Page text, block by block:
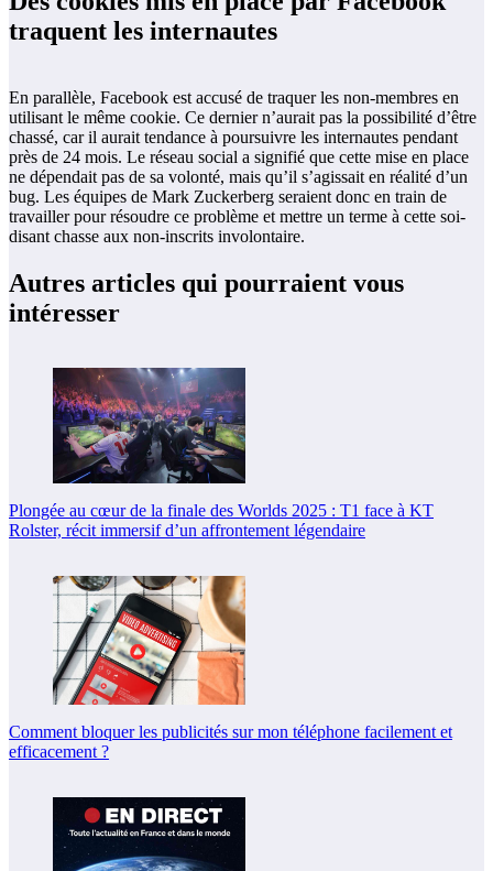
traquent les internautes
En parallèle, Facebook est accusé de traquer les non-membres en
utilisant le même cookie. Ce dernier n’aurait pas la possibilité d’être
chassé, car il aurait tendance à poursuivre les internautes pendant
près de 24 mois. Le réseau social a signifié que cette mise en place
ne dépendait pas de sa volonté, mais qu’il s’agissait en réalité d’un
bug. Les équipes de Mark Zuckerberg seraient donc en train de
travailler pour résoudre ce problème et mettre un terme à cette soi-
disant chasse aux non-inscrits involontaire.
Autres articles qui pourraient vous
intéresser
Plongée au cœur de la finale des Worlds 2025 : T1 face à KT
Rolster, récit immersif d’un affrontement légendaire
Comment bloquer les publicités sur mon téléphone facilement et
efficacement ?